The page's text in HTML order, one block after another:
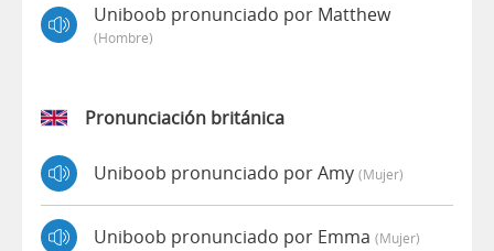
Uniboob pronunciado por Matthew
(hombre)
Pronunciación británica
Uniboob pronunciado por Amy (mujer)
Uniboob pronunciado por Emma (mujer)